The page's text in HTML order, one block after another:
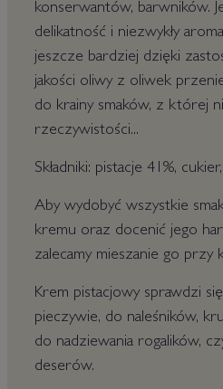
konserwantów, barwników.
delikatność i niezwykły
jeszcze bardziej dzięki
jakości oliwy z oliwek
do krainy smaków, z której
rzeczywistości...
Składniki: pistacje 41%,
Aby wydobyć wszystkie
kremu oraz docenić jego
zalecamy mieszanie go przy
Krem pistacjowy sprawdzi
pieczywie, do naleśników,
do nadziewania rogalików,
deserów.